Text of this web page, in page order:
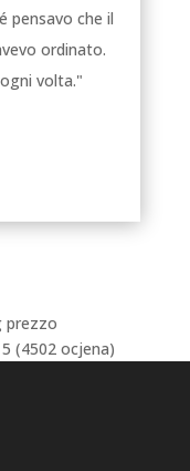
pensavo che il
ordinato.
volta."
prezzo
(4502 ocjena)